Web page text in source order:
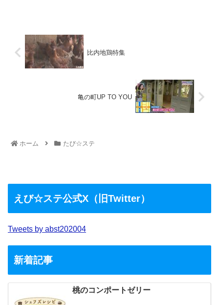
比内地鶏特集
亀の町UP TO YOU
ホーム たび☆ステ
えび☆ステ公式X（旧Twitter）
Tweets by abst202004
新着記事
桃のコンポートゼリー